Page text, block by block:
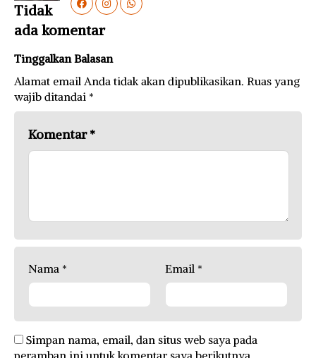
Tidak
ada komentar
Tinggalkan Balasan
Alamat email Anda tidak akan dipublikasikan. Ruas yang
wajib ditandai *
Komentar*
Nama * Email *
Simpan nama, email, dan situs web saya pada
peramban ini untuk komentar saya berikutnya.